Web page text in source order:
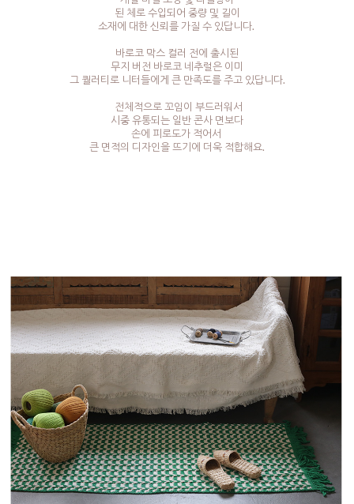
된 체로 수입되어 중량 및 길이
소재에 대한 신뢰를 가질 수 있답니다.
바로코 막스 컬러 전에 출시된
무지 버전 바로코 네추럴은 이미
그 퀄러티로 니터들에게 큰 만족도를 주고 있답니다.
전체적으로 꼬임이 부드러워서
시중 유통되는 일반 콘사 면보다
손에 피로도가 적어서
큰 면적의 디자인을 뜨기에 더욱 적합해요.